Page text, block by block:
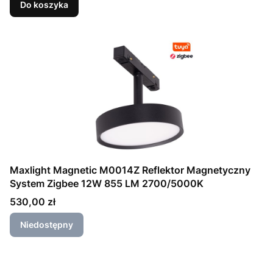
Do koszyka
Maxlight Magnetic M0014Z Reflektor Magnetyczny
System Zigbee 12W 855 LM 2700/5000K
Cena
530,00 zł
Niedostępny